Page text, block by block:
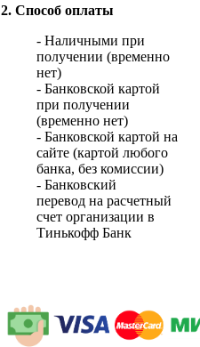
2. Способ оплаты
- Наличными при
получении (временно
нет)
- Банковской картой
при получении
(временно нет)
- Банковской картой на
сайте (картой любого
банка, без комиссии)
- Банковский
перевод на расчетный
счет организации в
Тинькофф Банк